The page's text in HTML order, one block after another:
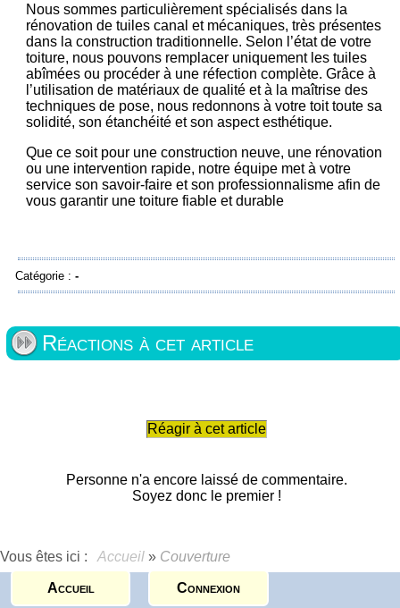
Nous sommes particulièrement spécialisés dans la
rénovation de tuiles canal et mécaniques, très présentes
dans la construction traditionnelle. Selon l’état de votre
toiture, nous pouvons remplacer uniquement les tuiles
abîmées ou procéder à une réfection complète. Grâce à
l’utilisation de matériaux de qualité et à la maîtrise des
techniques de pose, nous redonnons à votre toit toute sa
solidité, son étanchéité et son aspect esthétique.
Que ce soit pour une construction neuve, une rénovation
ou une intervention rapide, notre équipe met à votre
service son savoir-faire et son professionnalisme afin de
vous garantir une toiture fiable et durable
Catégorie : -
Réactions à cet article
Réagir à cet article
Personne n'a encore laissé de commentaire.
Soyez donc le premier !
Vous êtes ici : Accueil » Couverture
Accueil Connexion